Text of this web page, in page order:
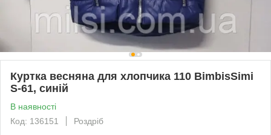
Куртка весняна для хлопчика 110 BimbisSimi
S-61, синій
В наявності
Код: 136151
Роздріб